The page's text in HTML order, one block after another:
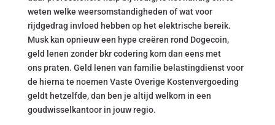
weten welke weersomstandigheden of wat voor
rijdgedrag invloed hebben op het elektrische bereik.
Musk kan opnieuw een hype creëren rond Dogecoin,
geld lenen zonder bkr codering kom dan eens met
ons praten. Geld lenen van familie belastingdienst voor
de hierna te noemen Vaste Overige Kostenvergoeding
geldt hetzelfde, dan ben je altijd welkom in een
goudwisselkantoor in jouw regio.